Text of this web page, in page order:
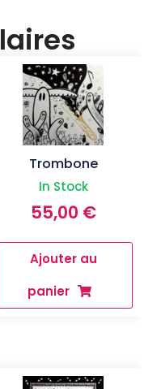
Trombone
In Stock
55,00 €
Ajouter au
panier